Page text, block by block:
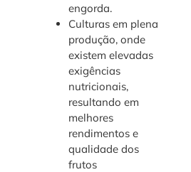
engorda.
Culturas em plena
produção, onde
existem elevadas
exigências
nutricionais,
resultando em
melhores
rendimentos e
qualidade dos
frutos